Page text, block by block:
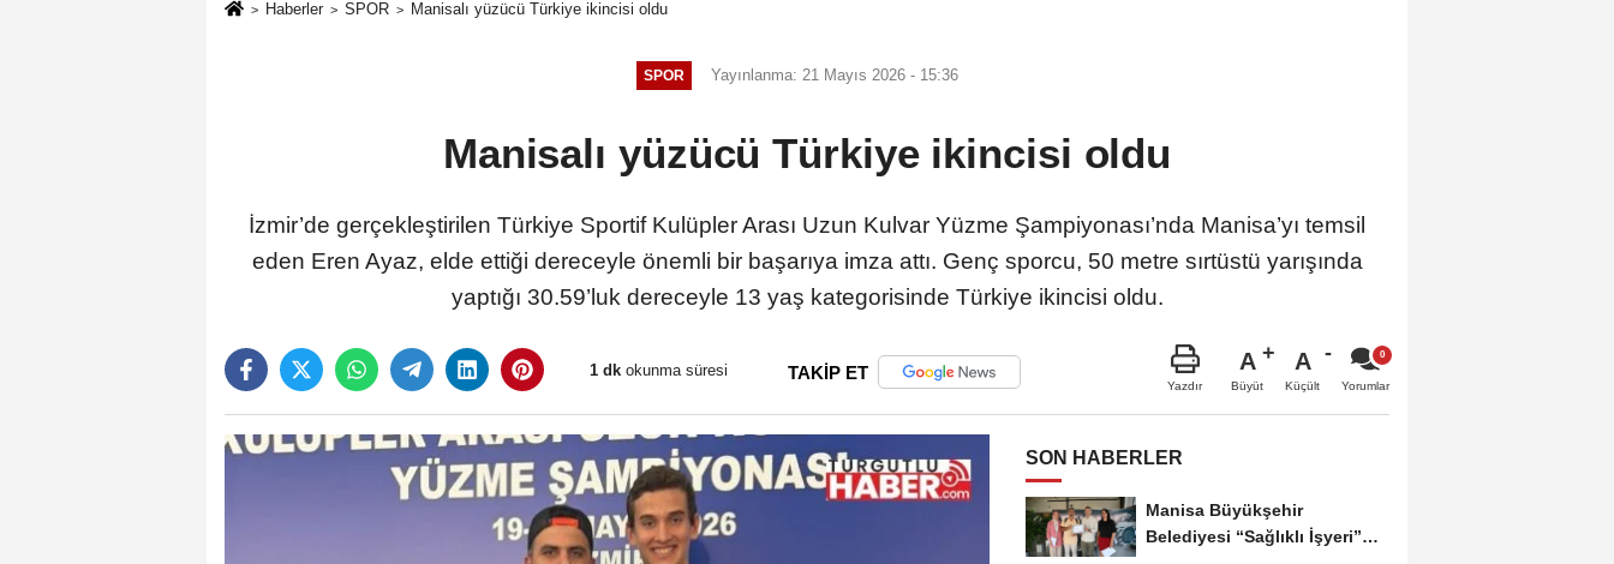
Haberler SPOR Manisalı yüzücü Türkiye ikincisi oldu
SPOR Yayınlanma: 21 Mayıs 2026 - 15:36
Manisalı yüzücü Türkiye ikincisi oldu
İzmir’de gerçekleştirilen Türkiye Sportif Kulüpler Arası Uzun Kulvar Yüzme Şampiyonası’nda Manisa’yı temsil
eden Eren Ayaz, elde ettiği dereceyle önemli bir başarıya imza attı. Genç sporcu, 50 metre sırtüstü yarışında
yaptığı 30.59’luk dereceyle 13 yaş kategorisinde Türkiye ikincisi oldu.
1 dk okunma süresi TAKİP ET
Yazdır
A
Büyüt
A
Küçült Yorumlar
SON HABERLER
Manisa Büyükşehir
Belediyesi “Sağlıklı İşyeri”